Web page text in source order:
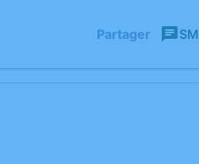
Partager